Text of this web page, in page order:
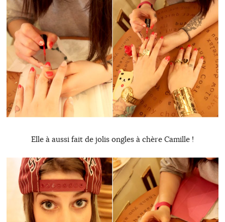
Elle à aussi fait de jolis ongles à chère Camille !